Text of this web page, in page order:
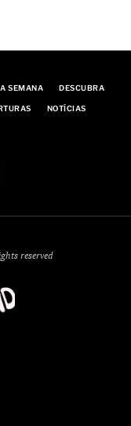
SEMANA DESCUBRA
NOTÍCIAS
reserved